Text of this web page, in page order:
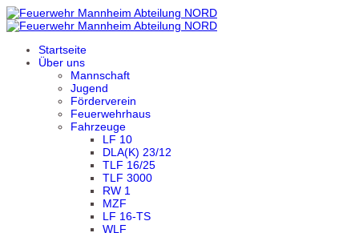
Startseite
Über uns
Mannschaft
Jugend
Förderverein
Feuerwehrhaus
Fahrzeuge
LF 10
DLA(K) 23/12
TLF 16/25
TLF 3000
RW 1
MZF
LF 16-TS
WLF